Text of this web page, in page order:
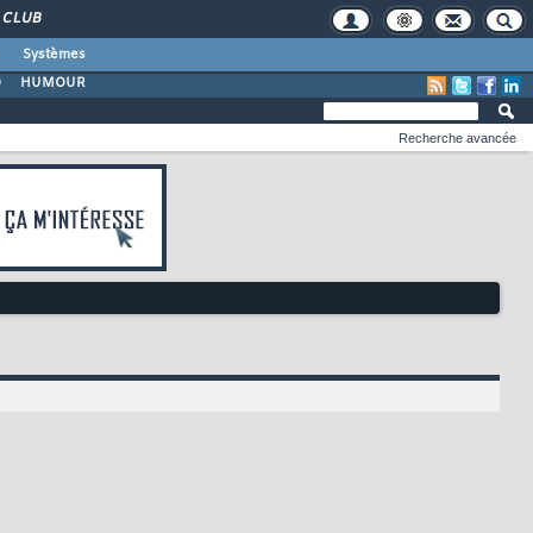
CLUB
Systèmes
HUMOUR
Recherche avancée